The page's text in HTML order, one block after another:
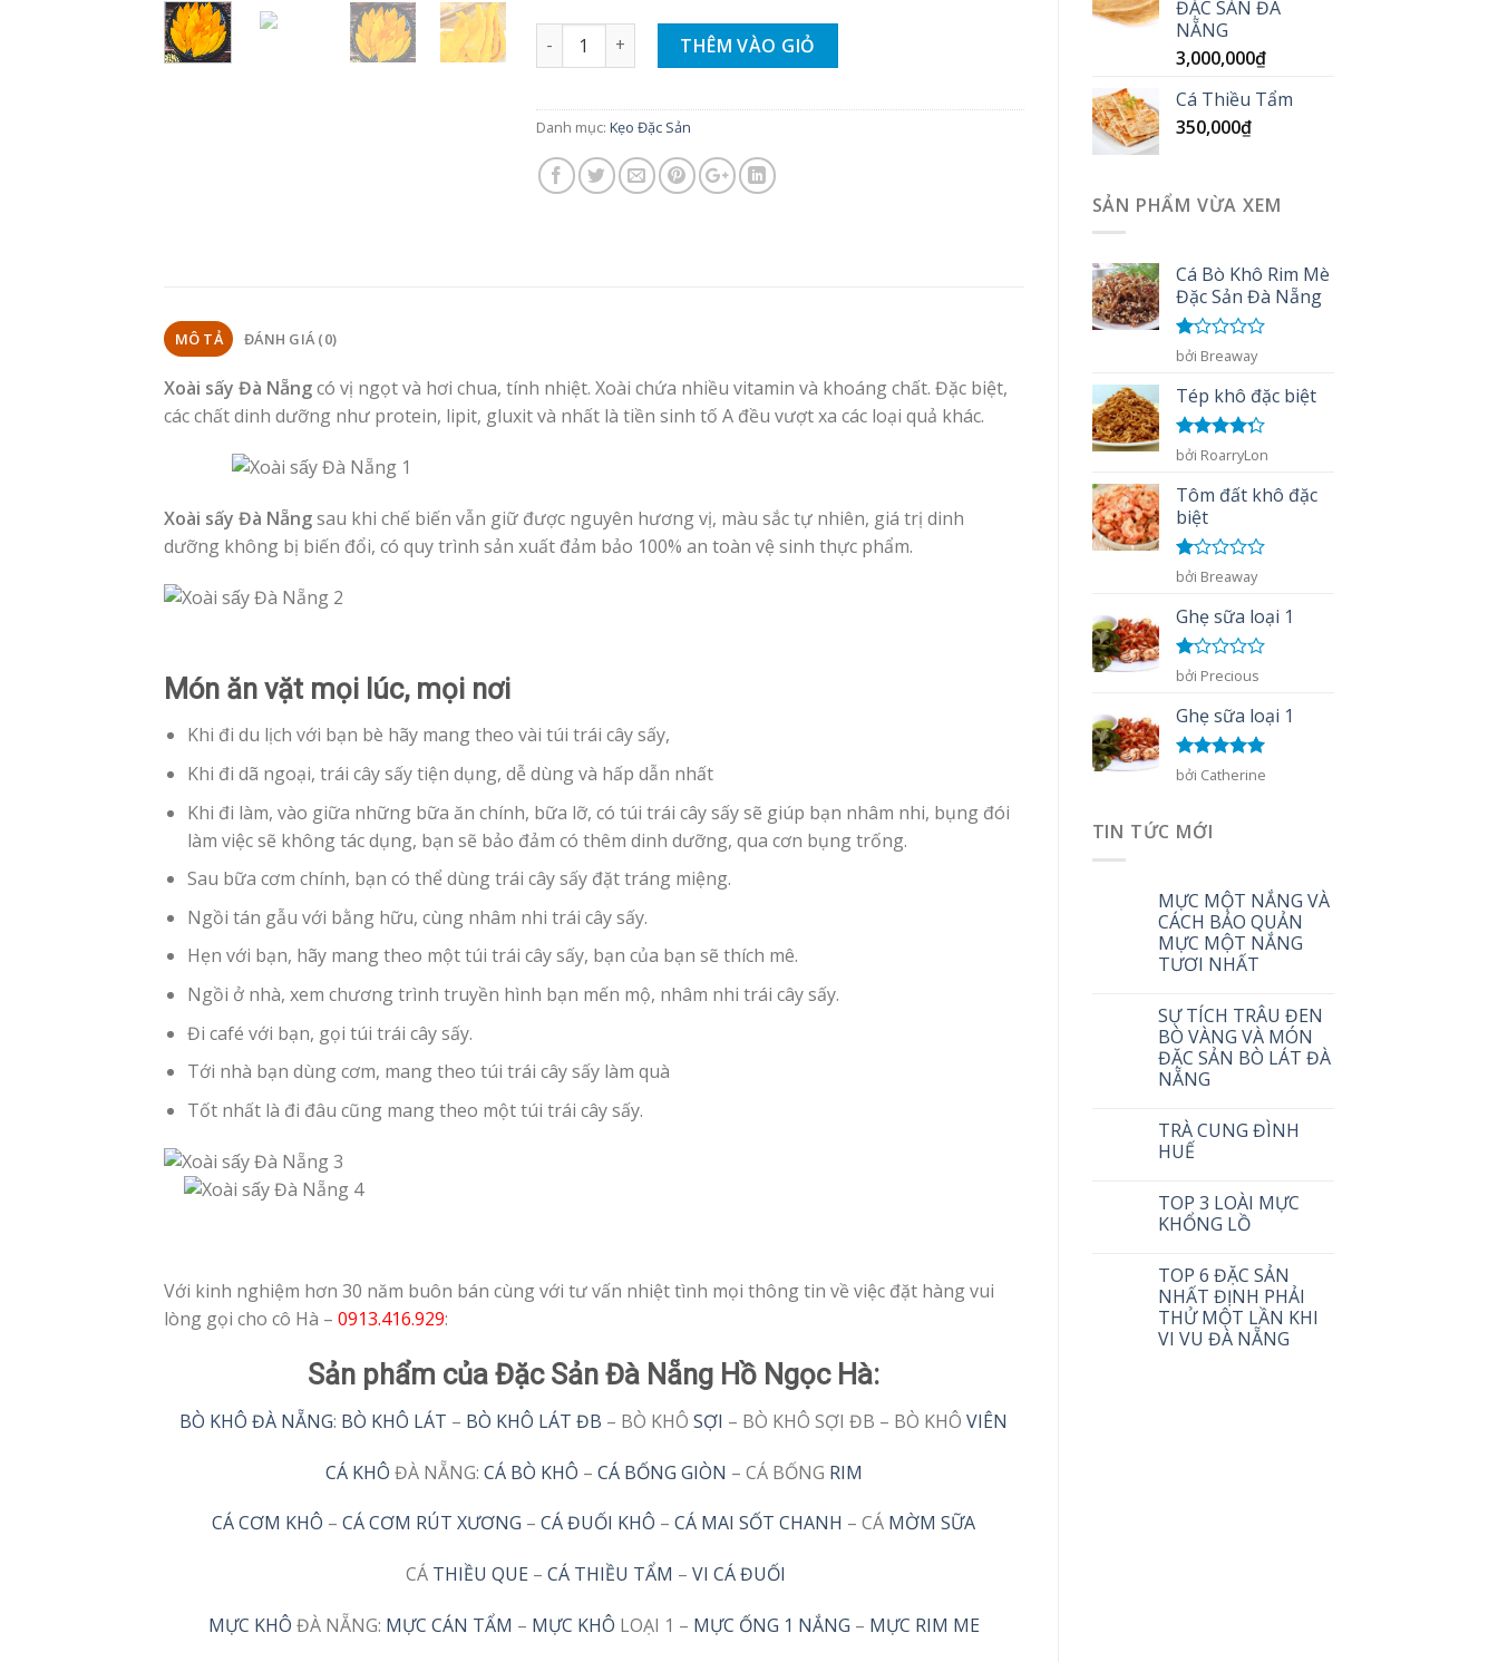
ĐẶC SẢN ĐÀ
NẴNG
3,000,000₫
Cá Thiều Tẩm
350,000₫
SẢN PHẨM VỪA XEM
Cá Bò Khô Rim Mè
Đặc Sản Đà Nẵng
Được
hạng
1
5
bởi Breaway
Tép khô đặc biệt
Được xếp
5
sao
bởi RoarryLon
Tôm đất khô đặc
biệt
Được
hạng
1
5
bởi Breaway
Ghẹ sữa loại 1
Được
hạng
1
5
bởi Precious
Ghẹ sữa loại 1
Được xếp
bởi Catherine
TIN TỨC MỚI
MỰC MỘT NẮNG VÀ
CÁCH BẢO QUẢN
MỰC MỘT NẮNG
TƯƠI NHẤT
SỰ TÍCH TRÂU ĐEN
BÒ VÀNG VÀ MÓN
ĐẶC SẢN BÒ LÁT ĐÀ
NẴNG
TRÀ CUNG ĐÌNH
HUẾ
TOP 3 LOÀI MỰC
KHỔNG LỒ
TOP 6 ĐẶC SẢN
NHẤT ĐỊNH PHẢI
THỬ MỘT LẦN KHI
VI VU ĐÀ NẴNG
Số lượng THÊM VÀO GIỎ
Danh mục: Kẹo Đặc Sản
MÔ TẢ ĐÁNH GIÁ (0)
Xoài sấy Đà Nẵngcó vị ngọt và hơi chua, tính nhiệt. Xoài chứa nhiều vitamin và khoáng chất. Đặc biệt,
các chất dinh dưỡng như protein, lipit, gluxit và nhất là tiền sinh tố A đều vượt xa các loại quả khác.
Xoài sấy Đà Nẵngsau khi chế biến vẫn giữ được nguyên hương vị, màu sắc tự nhiên, giá trị dinh
dưỡng không bị biến đổi, có quy trình sản xuất đảm bảo 100% an toàn vệ sinh thực phẩm.
Món ăn vặt mọi lúc, mọi nơi
Khi đi du lịch với bạn bè hãy mang theo vài túi trái cây sấy,
Khi đi dã ngoại, trái cây sấy tiện dụng, dễ dùng và hấp dẫn nhất
Khi đi làm, vào giữa những bữa ăn chính, bữa lỡ, có túi trái cây sấy sẽ giúp bạn nhâm nhi, bụng đói
làm việc sẽ không tác dụng, bạn sẽ bảo đảm có thêm dinh dưỡng, qua cơn bụng trống.
Sau bữa cơm chính, bạn có thể dùng trái cây sấy đặt tráng miệng.
Ngồi tán gẫu với bằng hữu, cùng nhâm nhi trái cây sấy.
Hẹn với bạn, hãy mang theo một túi trái cây sấy, bạn của bạn sẽ thích mê.
Ngồi ở nhà, xem chương trình truyền hình bạn mến mộ, nhâm nhi trái cây sấy.
Đi café với bạn, gọi túi trái cây sấy.
Tới nhà bạn dùng cơm, mang theo túi trái cây sấy làm quà
Tốt nhất là đi đâu cũng mang theo một túi trái cây sấy.
Với kinh nghiệm hơn 30 năm buôn bán cùng với tư vấn nhiệt tình mọi thông tin về việc đặt hàng vui
lòng gọi cho cô Hà – 0913.416.929:
Sản phẩm của Đặc Sản Đà Nẵng Hồ Ngọc Hà:
BÒ KHÔ ĐÀ NẴNG: BÒ KHÔ LÁT – BÒ KHÔ LÁT ĐB – BÒ KHÔSỢI – BÒ KHÔ SỢI ĐB – BÒ KHÔVIÊN
CÁ KHÔ ĐÀ NẴNG: CÁ BÒ KHÔ – CÁ BỐNG GIÒN – CÁ BỐNG RIM
CÁ CƠM KHÔ –CÁ CƠM RÚT XƯƠNG –CÁ ĐUỐI KHÔ –CÁ MAI SỐT CHANH – CÁ MỜM SỮA
CÁ THIỀU QUE –CÁ THIỀU TẨM –VI CÁ ĐUỐI
MỰC KHÔ ĐÀ NẴNG: MỰC CÁN TẨM – MỰC KHÔ LOẠI 1 – MỰC ỐNG 1 NẮNG – MỰC RIM ME